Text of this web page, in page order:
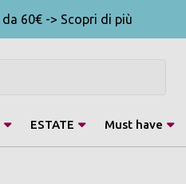
da 60€ -> Scopri di più
ESTATE Must have